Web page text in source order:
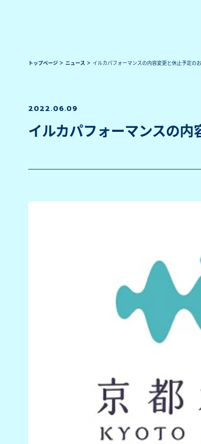
トップページ ニュース イルカパフォーマンスの内容変更と休止予定の
2022.06.09
イルカパフォーマンスの